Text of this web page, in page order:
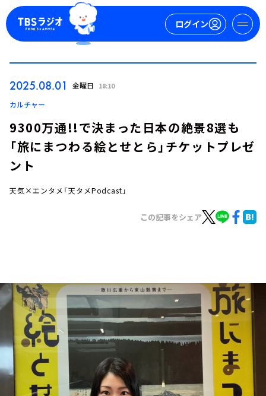
ログイン
イベント・グッズ
YouTube
会社情報
2025.08.01 金曜日 18:10
カルチャー
9300万通!!で決まった日本の絶景8選も
「旅にまつわる絵とせとら」チケットプレゼ
ント
天気×エンタメ「天タメPodcast」
この記事をシェア